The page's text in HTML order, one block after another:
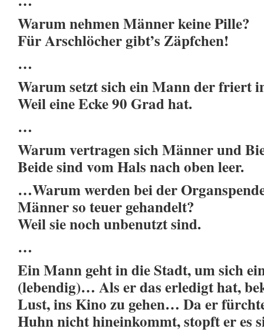
Warum nehmen Männer keine Pille?
Für Arschlöcher gibt’s Zäpfchen!
…
Warum setzt sich ein Mann der friert
Weil eine Ecke 90 Grad hat.
…
Warum vertragen sich Männer und
Beide sind vom Hals nach oben leer.
…Warum werden bei der
Männer so teuer gehandelt?
Weil sie noch unbenutzt sind.
…
Ein Mann geht in die Stadt, um sich
(lebendig)… Als er das erledigt hat,
Lust, ins Kino zu gehen… Da er
Huhn nicht hineinkommt, stopft er es